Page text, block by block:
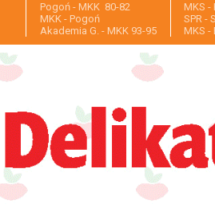
Pogoń - MKK 80-82
MKK - Pogoń
Akademia G. - MKK 93-95
MKS -
SPR -
MKS -